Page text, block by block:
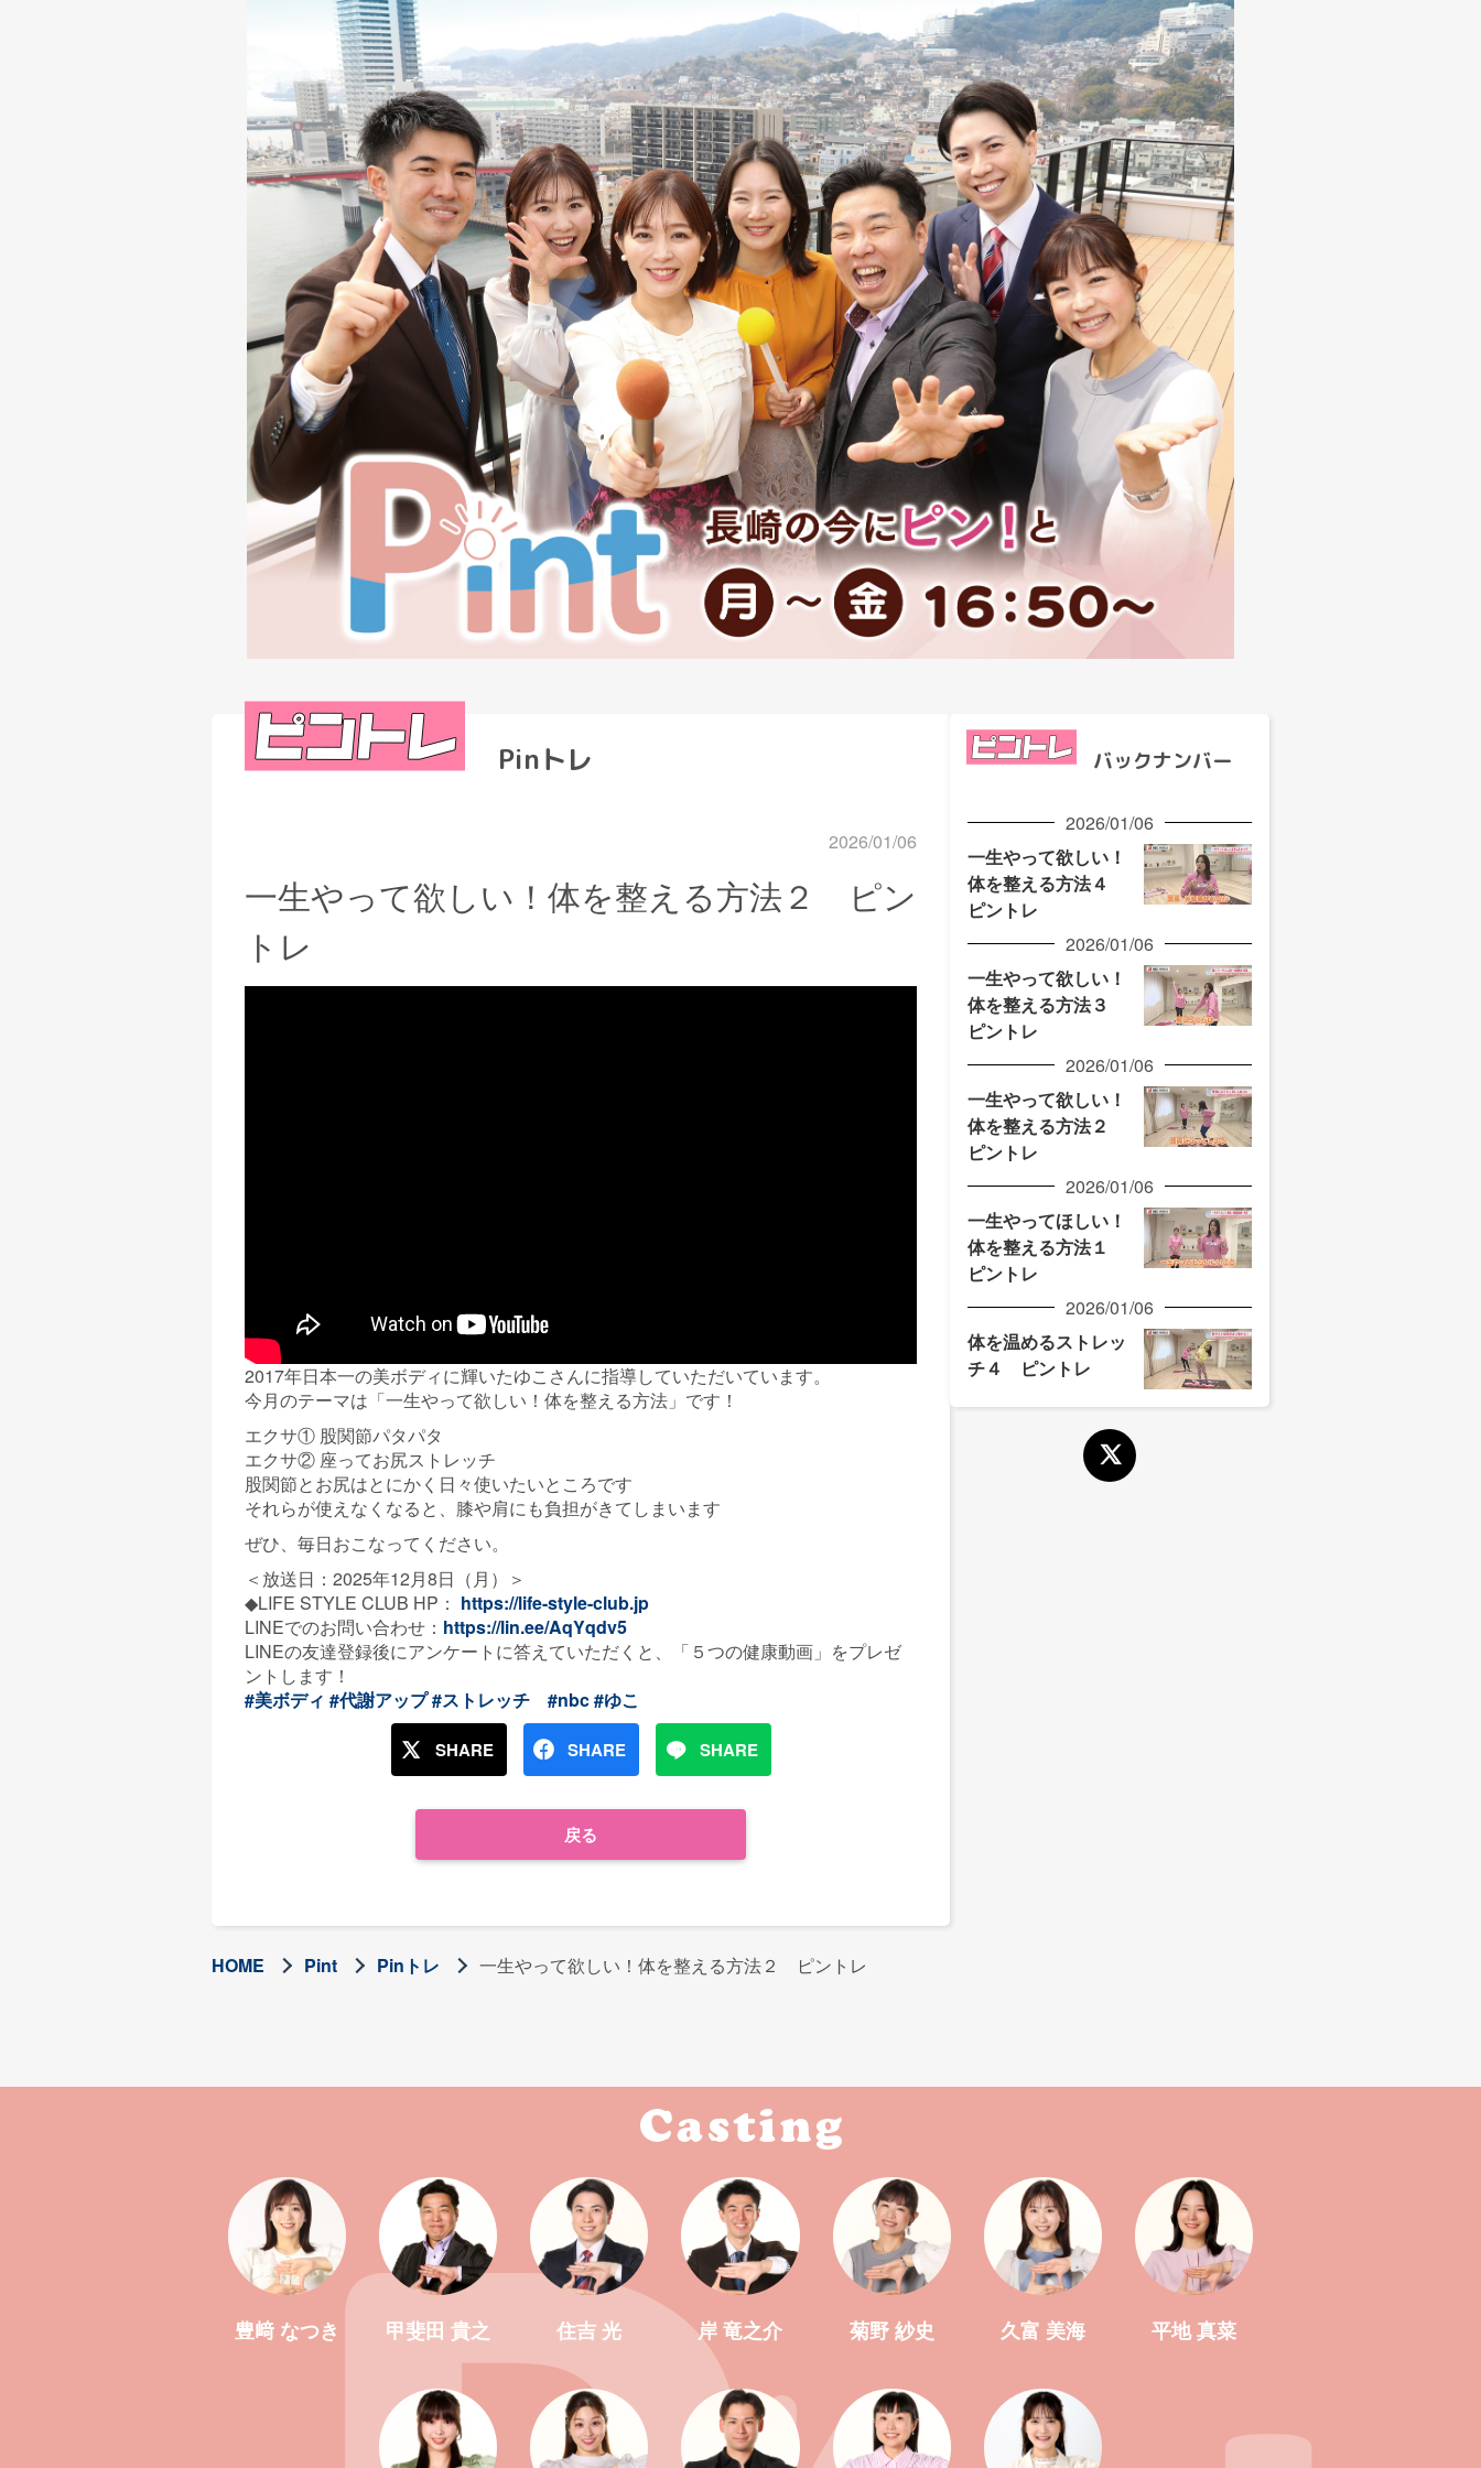
Pinトレ
2026/01/06
一生やって欲しい！体を整える方法２ ピン
トレ
2017年日本一の美ボディに輝いたゆこさんに指導していただいています。
今月のテーマは「一生やって欲しい！体を整える方法」です！
エクサ① 股関節パタパタ
エクサ② 座ってお尻ストレッチ
股関節とお尻はとにかく日々使いたいところです
それらが使えなくなると、膝や肩にも負担がきてしまいます
ぜひ、毎日おこなってください。
＜放送日：2025年12月8日（月）＞
◆LIFE STYLE CLUB HP： https://life-style-club.jp
LINEでのお問い合わせ： https://lin.ee/AqYqdv5
LINEの友達登録後にアンケートに答えていただくと、「５つの健康動画」をプレゼ
ントします！
#美ボディ #代謝アップ#ストレッチ #nbc#ゆこ
SHARE SHARE SHARE
戻る
バックナンバー
2026/01/06
一生やって欲しい！
体を整える方法４
ピントレ
2026/01/06
一生やって欲しい！
体を整える方法３
ピントレ
2026/01/06
一生やって欲しい！
体を整える方法２
ピントレ
2026/01/06
一生やってほしい！
体を整える方法１
ピントレ
2026/01/06
体を温めるストレッ
チ４ ピントレ
HOME Pint Pinトレ 一生やって欲しい！体を整える方法２ ピントレ
豊﨑 なつき 甲斐田 貴之 住吉 光 岸 竜之介 菊野 紗史 久富 美海 平地 真菜